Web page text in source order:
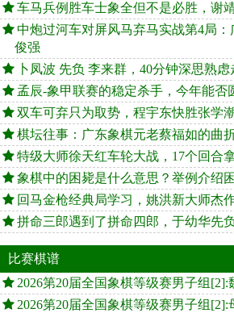
车马兵例胜车士象全但不是必胜，谢
中炮过河车对屏风马弃马实战第4局
俊强
卜凤波 先负 李来群，40分钟深思熟虑
孟辰-象甲联赛的稳定杀手，今年能否
双车可弃只为取势，程宇东快胜张学潮
棋坛往事：广东象棋元老蔡福如的曲
特级大师徐天红车轮大战，17个回合
象棋中的困毙是什么意思？举例介绍
回马金枪经典局学习，姚洪新大师杰
拼命三郎遇到了拼命四郎，于幼华先
比赛棋谱
2026第20届全国象棋等级赛男子组[2]:
2026第20届全国象棋等级赛男子组[2]: